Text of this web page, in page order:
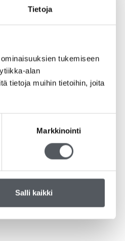
Tietoja
tukemiseen
alan
tietoja muihin tietoihin, joita
Markkinointi
Salli kaikki